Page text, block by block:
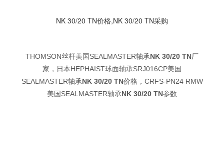
NK 30/20 TN价格,NK 30/20 TN采购
THOMSON丝杆美国SEALMASTER轴承NK 30/20 TN厂
家，日本HEPHAIST球面轴承SRJ016CP美国
SEALMASTER轴承NK 30/20 TN价格，CRFS-PN24 RMW
美国SEALMASTER轴承NK 30/20 TN参数